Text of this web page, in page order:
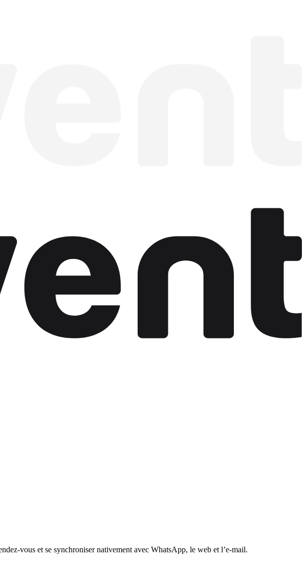
vous et se synchroniser nativement avec WhatsApp, le web et l’e-mail.